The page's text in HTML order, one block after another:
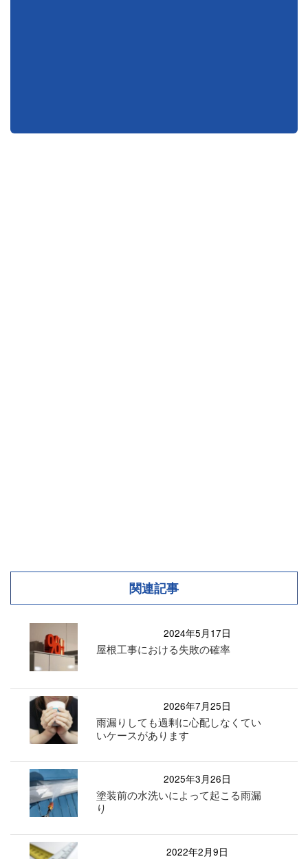
関連記事
2024年5月17日
屋根工事における失敗の確率
2026年7月25日
雨漏りしても過剰に心配しなくてい
いケースがあります
2025年3月26日
塗装前の水洗いによって起こる雨漏
り
2022年2月9日